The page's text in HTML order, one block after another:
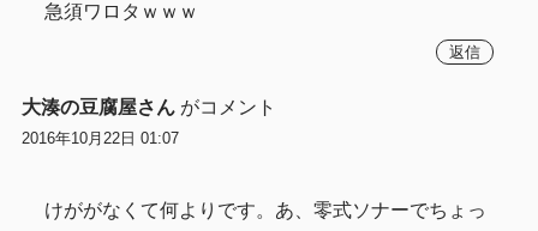
急須ワロタｗｗｗ
返信
大湊の豆腐屋さん がコメント
2016年10月22日 01:07
けががなくて何よりです。あ、零式ソナーでちょっ